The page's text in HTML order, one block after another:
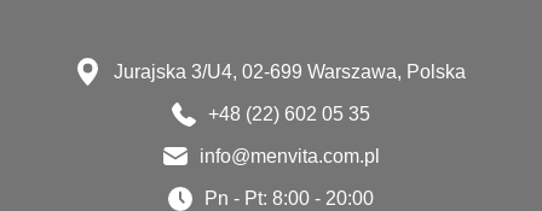
Jurajska 3/U4, 02-699 Warszawa, Polska
+48 (22) 602 05 35
info@menvita.com.pl
Pn - Pt: 8:00 - 20:00